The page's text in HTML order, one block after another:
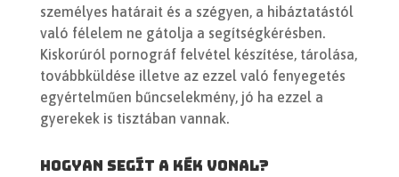
személyes határait és a szégyen, a hibáztatástól
való félelem ne gátolja a segítségkérésben.
Kiskorúról pornográf felvétel készítése, tárolása,
továbbküldése illetve az ezzel való fenyegetés
egyértelműen bűncselekmény, jó ha ezzel a
gyerekek is tisztában vannak.
Hogyan segít a Kék Vonal?